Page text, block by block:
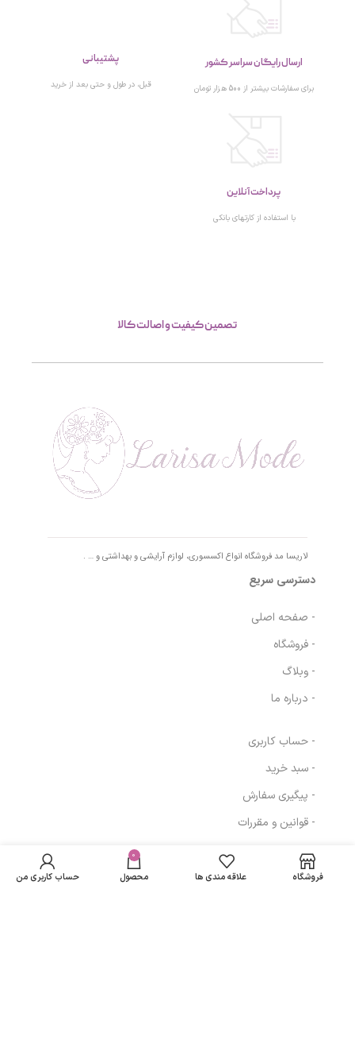
ارسال رایگان سراسر کشور
برای سفارشات بیشتر از 500 هزار تومان
پشتیبانی
قبل، در طول و حتی بعد از خرید
پرداخت آنلاین
با استفاده از کارتهای بانکی
تصمین کیفیت و اصالت کالا
لاریسا مد فروشگاه انواع اکسسوری، لوازم آرایشی و بهداشتی و … .
دسترسی سریع
- صفحه اصلی
- فروشگاه
- وبلاگ
- درباره ما
- حساب کاربری
- سبد خرید
- پیگیری سفارش
- قوانین و مقررات
مسیرهای ارتباطی
اوریانا Brandini
Oriana زنانه 33
تومان
باشد فروشگاه علاقه مندی ها
0
محصول حساب کاربری من